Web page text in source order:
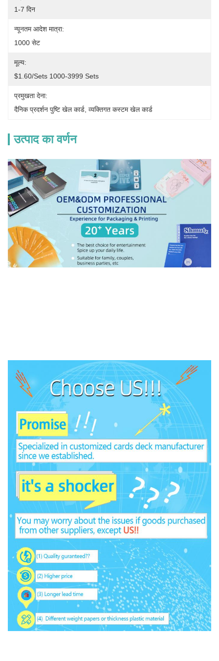
1-7 दिन
न्यूनतम आदेश मात्रा:
1000 सेट
मूल्य:
$1.60/sets 1000-3999 Sets
प्रमुखता देना:
दैनिक प्रदर्शन पुष्टि खेल कार्ड व्यक्तिगत कस्टम खेल कार्ड
उत्पाद का वर्णन